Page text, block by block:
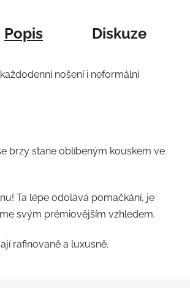
Popis Diskuze
nošení i neformální
brzy stane oblíbeným kouskem ve
Ta lépe odolává pomačkání, je
svým prémiovějším vzhledem.
rafinovaně a luxusně.